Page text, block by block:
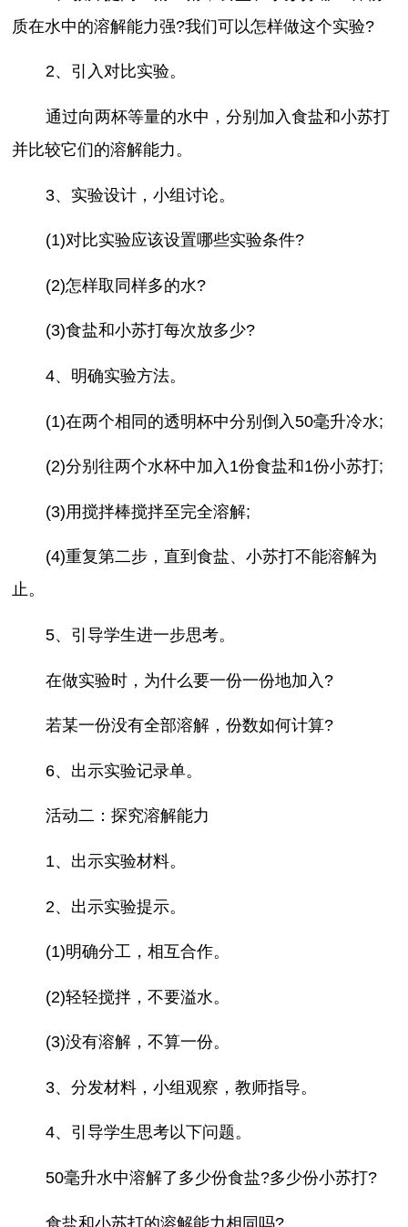
质在水中的溶解能力强?我们可以怎样做这个实验?
2、引入对比实验。
通过向两杯等量的水中，分别加入食盐和小苏打
并比较它们的溶解能力。
3、实验设计，小组讨论。
(1)对比实验应该设置哪些实验条件?
(2)怎样取同样多的水?
(3)食盐和小苏打每次放多少?
4、明确实验方法。
(1)在两个相同的透明杯中分别倒入50毫升冷水;
(2)分别往两个水杯中加入1份食盐和1份小苏打;
(3)用搅拌棒搅拌至完全溶解;
(4)重复第二步，直到食盐、小苏打不能溶解为
止。
5、引导学生进一步思考。
在做实验时，为什么要一份一份地加入?
若某一份没有全部溶解，份数如何计算?
6、出示实验记录单。
活动二：探究溶解能力
1、出示实验材料。
2、出示实验提示。
(1)明确分工，相互合作。
(2)轻轻搅拌，不要溢水。
(3)没有溶解，不算一份。
3、分发材料，小组观察，教师指导。
4、引导学生思考以下问题。
50毫升水中溶解了多少份食盐?多少份小苏打?
食盐和小苏打的溶解能力相同吗?